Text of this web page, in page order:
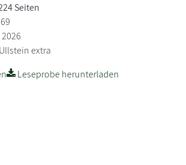
Seiten
Ullstein extra
Leseprobe herunterladen